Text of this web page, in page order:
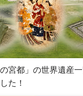
の宮都」の世界遺産
た！